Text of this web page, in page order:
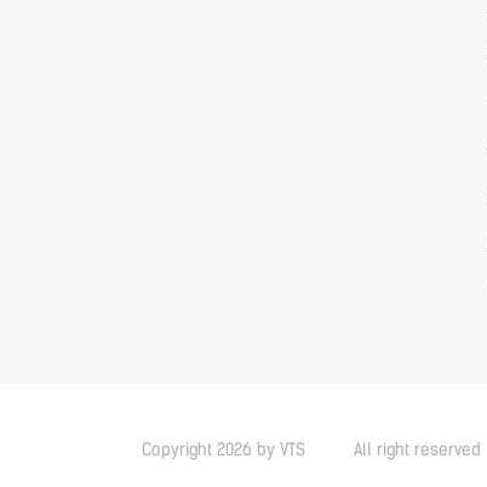
Copyright 2026 by VTS All right reserved